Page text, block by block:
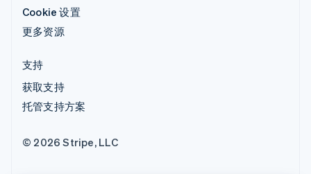
Cookie 设置
更多资源
支持
获取支持
托管支持方案
© 2026 Stripe, LLC